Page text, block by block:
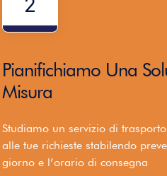
2
Pianifichiamo Una
Misura
Studiamo un servizio di
alle tue richieste stabilendo
giorno e l’orario di consegna